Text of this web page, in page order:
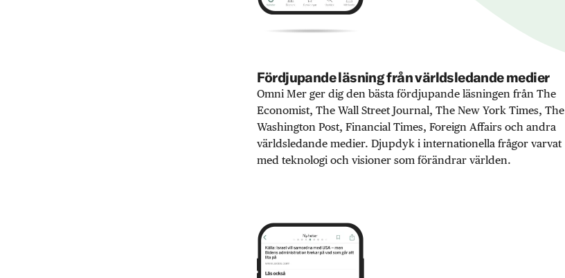
Fördjupande läsning från världsledande medier
Omni Mer ger dig den bästa fördjupande läsningen från The
Economist, The Wall Street Journal, The New York Times, The
Washington Post, Financial Times, Foreign Affairs och andra
världsledande medier. Djupdyk i internationella frågor varvat
med teknologi och visioner som förändrar världen.